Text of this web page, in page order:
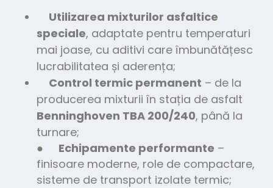
Utilizarea mixturilor asfaltice
speciale, adaptate pentru temperaturi
mai joase, cu aditivi care îmbunătățesc
lucrabilitatea și aderența;
Control termic permanent – de la
producerea mixturii în stația de asfalt
Benninghoven TBA 200/240, până la
turnare;
● Echipamente performante –
finisoare moderne, role de compactare,
sisteme de transport izolate termic;